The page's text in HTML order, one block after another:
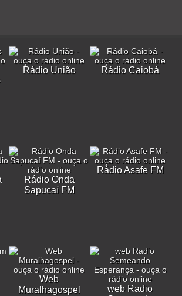
Rádio União Rádio Caiobá
Rádio Onda
Sapucaí FM
Rádio Asafe FM
Web
Muralhagospel
web Radio